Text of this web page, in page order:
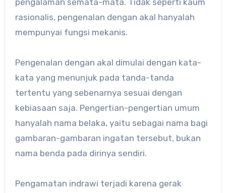
pengalaman semata-mata. Tidak seperti kaum
rasionalis, pengenalan dengan akal hanyalah
mempunyai fungsi mekanis.
Pengenalan dengan akal dimulai dengan kata-
kata yang menunjuk pada tanda-tanda
tertentu yang sebenarnya sesuai dengan
kebiasaan saja. Pengertian-pengertian umum
hanyalah nama belaka, yaitu sebagai nama bagi
gambaran-gambaran ingatan tersebut, bukan
nama benda pada dirinya sendiri.
Pengamatan indrawi terjadi karena gerak